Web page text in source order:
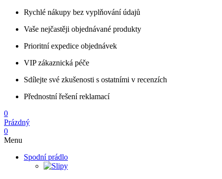
Rychlé nákupy bez vyplňování údajů
Vaše nejčastěji objednávané produkty
Prioritní expedice objednávek
VIP zákaznická péče
Sdílejte své zkušenosti s ostatními v recenzích
Přednostní řešení reklamací
0
Prázdný
0
Menu
Spodní prádlo